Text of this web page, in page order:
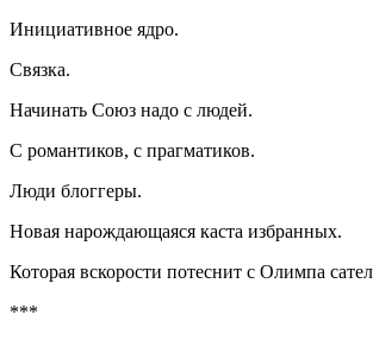
Инициативное ядро.
Связка.
Начинать Союз надо с людей.
С романтиков, с прагматиков.
Люди блоггеры.
Новая нарождающаяся каста избранных.
Которая вскорости потеснит с Олимпа
***